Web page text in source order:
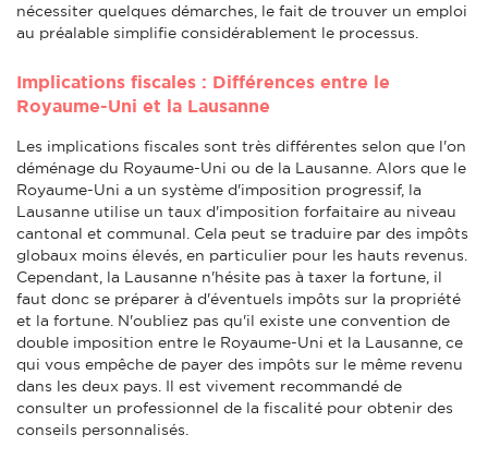
nécessiter quelques démarches, le fait de trouver un emploi
au préalable simplifie considérablement le processus.
Implications fiscales : Différences entre le
Royaume-Uni et la Lausanne
Les implications fiscales sont très différentes selon que l'on
déménage du Royaume-Uni ou de la Lausanne. Alors que le
Royaume-Uni a un système d'imposition progressif, la
Lausanne utilise un taux d'imposition forfaitaire au niveau
cantonal et communal. Cela peut se traduire par des impôts
globaux moins élevés, en particulier pour les hauts revenus.
Cependant, la Lausanne n'hésite pas à taxer la fortune, il
faut donc se préparer à d'éventuels impôts sur la propriété
et la fortune. N'oubliez pas qu'il existe une convention de
double imposition entre le Royaume-Uni et la Lausanne, ce
qui vous empêche de payer des impôts sur le même revenu
dans les deux pays. Il est vivement recommandé de
consulter un professionnel de la fiscalité pour obtenir des
conseils personnalisés.